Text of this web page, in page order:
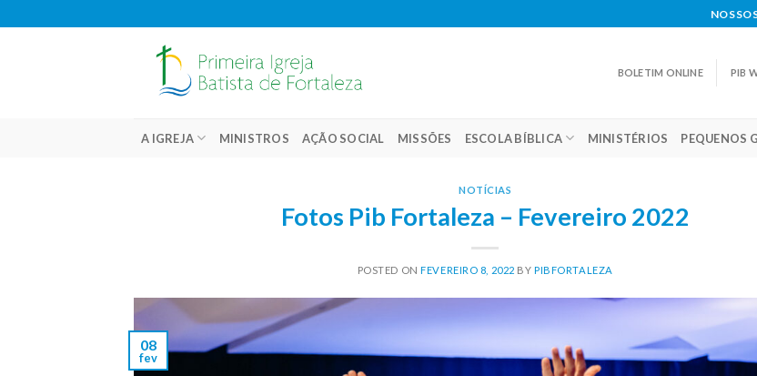
to
BOLETIM ONLINE PIB
A IGREJA MINISTROS AÇÃO SOCIAL MISSÕES ESCOLA BÍBLICA MINISTÉRIOS PEQUENOS
NOTÍCIAS
Fotos Pib Fortaleza – Fevereiro 2022
POSTED ONFEVEREIRO 8, 2022 BYPIBFORTALEZA
08
fev